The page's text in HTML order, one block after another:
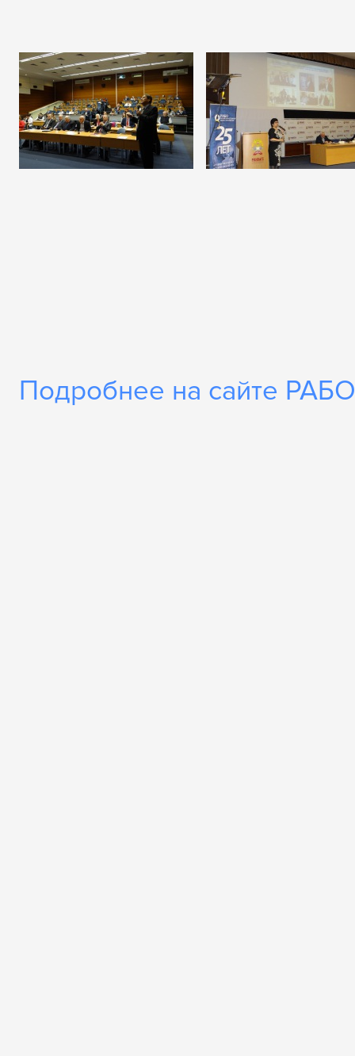
Подробнее на сайте РАБО